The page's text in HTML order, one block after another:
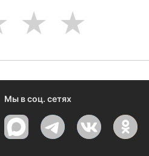
5
4
Мы в соц. сетях